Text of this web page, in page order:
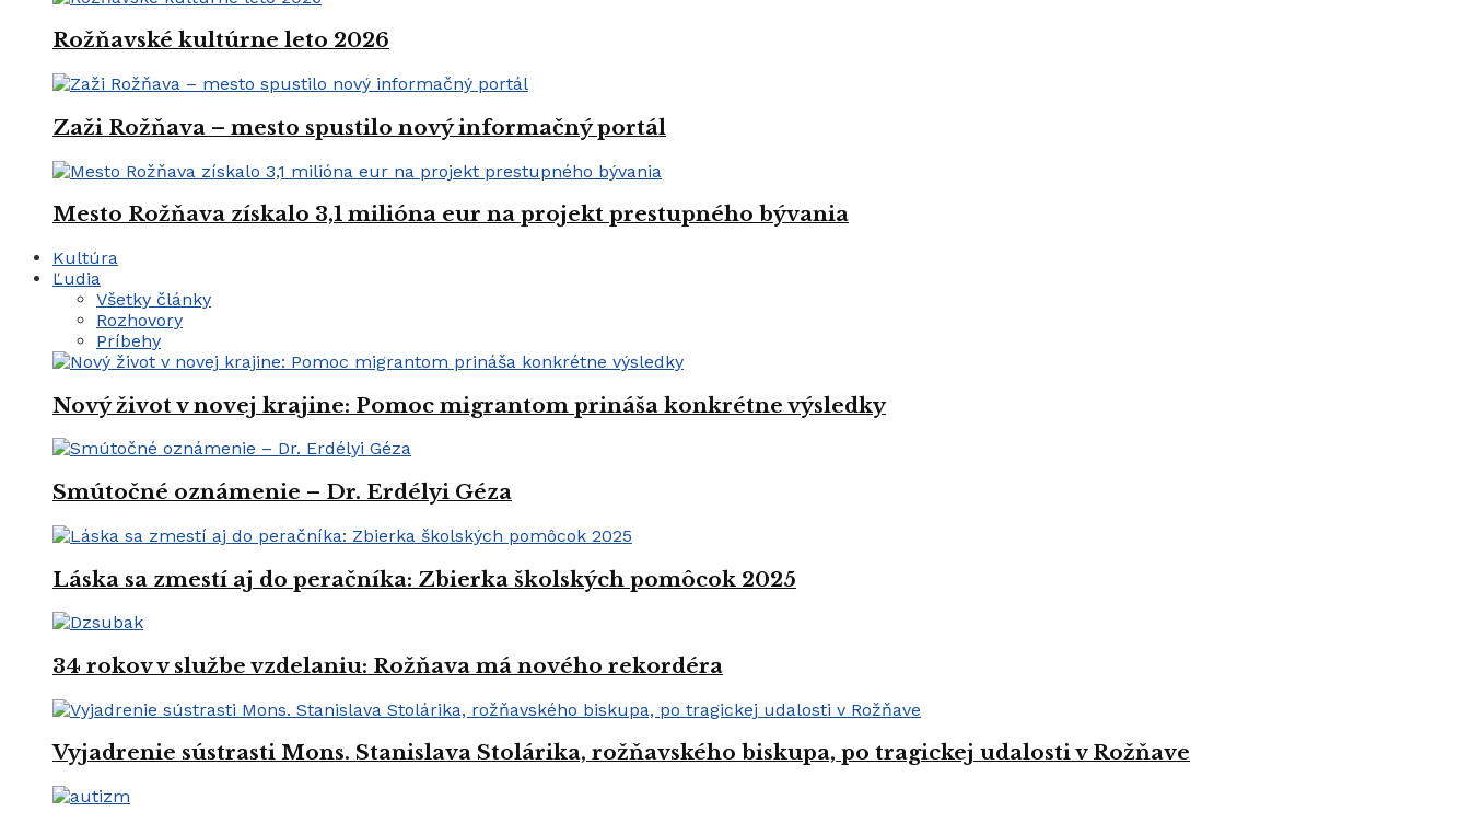
Rožňavské kultúrne leto 2026
Zaži Rožňava – mesto spustilo nový informačný portál
Mesto Rožňava získalo 3,1 milióna eur na projekt prestupného bývania
Kultúra
Ľudia
Všetky články
Rozhovory
Príbehy
Nový život v novej krajine: Pomoc migrantom prináša konkrétne výsledky
Smútočné oznámenie – Dr. Erdélyi Géza
Láska sa zmestí aj do peračníka: Zbierka školských pomôcok 2025
34 rokov v službe vzdelaniu: Rožňava má nového rekordéra
Vyjadrenie sústrasti Mons. Stanislava Stolárika, rožňavského biskupa, po tragickej udalosti v Rožňave